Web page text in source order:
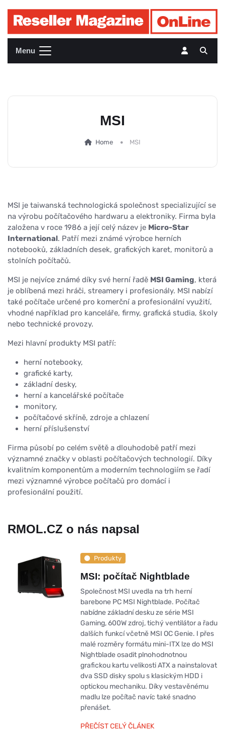
Menu
MSI
Home MSI
MSI je taiwanská technologická společnost specializující se
na výrobu počítačového hardwaru a elektroniky. Firma byla
založena v roce 1986 a její celý název je Micro-Star
International. Patří mezi známé výrobce herních
notebooků, základních desek, grafických karet, monitorů a
stolních počítačů.
MSI je nejvíce známé díky své herní řadě MSI Gaming, která
je oblíbená mezi hráči, streamery i profesionály. MSI nabízí
také počítače určené pro komerční a profesionální využití,
vhodné například pro kanceláře, firmy, grafická studia, školy
nebo technické provozy.
Mezi hlavní produkty MSI patří:
herní notebooky,
grafické karty,
základní desky,
herní a kancelářské počítače
monitory,
počítačové skříně, zdroje a chlazení
herní příslušenství
Firma působí po celém světě a dlouhodobě patří mezi
významné značky v oblasti počítačových technologií. Díky
kvalitním komponentům a moderním technologiím se řadí
mezi významné výrobce počítačů pro domácí i
profesionální použití.
RMOL.CZ o nás napsal
Produkty
MSI: počítač Nightblade
Společnost MSI uvedla na trh herní
barebone PC MSI Nightblade. Počítač
nabídne základní desku ze série MSI
Gaming, 600W zdroj, tichý ventilátor a řadu
dalších funkcí včetně MSI OC Genie. I přes
malé rozměry formátu mini-ITX lze do MSI
Nightblade osadit plnohodnotnou
grafickou kartu velikosti ATX a nainstalovat
dva SSD disky spolu s klasickým HDD i
optickou mechaniku. Díky vestavěnému
madlu lze počítač navíc také snadno
přenášet.
PŘEČÍST CELÝ ČLÁNEK